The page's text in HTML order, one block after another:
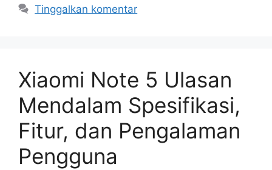
Tinggalkan komentar
Xiaomi Note 5 Ulasan
Mendalam Spesifikasi,
Fitur, dan Pengalaman
Pengguna